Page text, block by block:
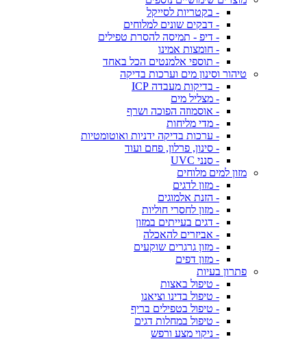
- בקטריות לסייקל
- דבקים שונים למלוחים
- דיפ - תמיסה להסרת טפילים
- חומצות אמינו
- תוספי אלמנטים הכל באחד
טיהור וסינון מים וערכות בדיקה
- בדיקות מעבדה ICP
- מצליל מים
- אוסמוזה הפוכה ושרף
- מדי מליחות
- ערכות בדיקה ידניות ואוטומטיות
- סינון, פרלון, פחם ועוד
- סנני UVC
מזון למים מלוחים
- מזון לדגים
- הזנת אלמוגים
- מזון לחסרי חוליות
- דגים בעייתים במזון
- אביזרים להאכלה
- מזון גרגרים שוקעים
- מזון דפים
פתרון בעיות
- טיפול באצות
- טיפול בדינו וציאנו
- טיפול בטפילים בריף
- טיפול במחלות דגים
- ניקוי מצע ורפש